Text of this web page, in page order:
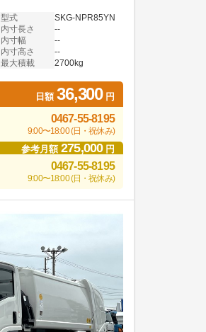
型式
SKG-NPR85YN
内寸長さ
--
内寸幅
--
内寸高さ
--
最大積載
2700kg
日額36,300円
0467-55-8195
9:00〜18:00 (日・祝休み)
参考月額275,000円
0467-55-8195
9:00〜18:00 (日・祝休み)